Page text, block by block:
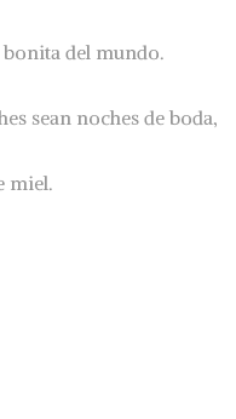
bonita del mundo.
sean noches de boda,
miel.